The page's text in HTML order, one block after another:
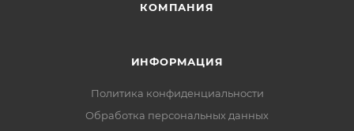
КОМПАНИЯ
ИНФОРМАЦИЯ
Политика конфиденциальности
Обработка персональных данных